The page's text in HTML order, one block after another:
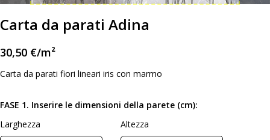
Carta da parati Adina
30,50 €/m²
Carta da parati fiori lineari iris con marmo
FASE 1. Inserire le dimensioni della parete (cm):
Larghezza
Altezza